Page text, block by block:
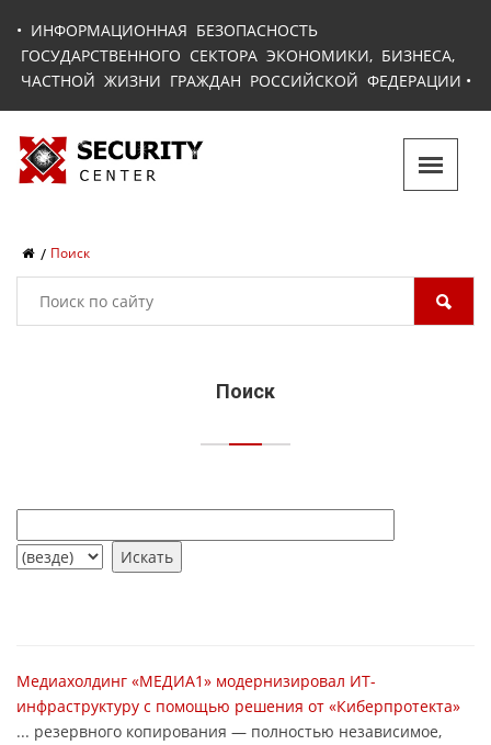
• ИНФОРМАЦИОННАЯ БЕЗОПАСНОСТЬ
ГОСУДАРСТВЕННОГО СЕКТОРА ЭКОНОМИКИ, БИЗНЕСА,
ЧАСТНОЙ ЖИЗНИ ГРАЖДАН РОССИЙСКОЙ ФЕДЕРАЦИИ •
Поиск
Поиск
Медиахолдинг «МЕДИА1» модернизировал ИТ-
инфраструктуру с помощью решения от «Киберпротекта»
... резервного копирования — полностью независимое,